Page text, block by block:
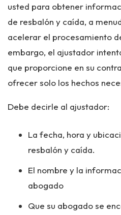
usted para obtener
de resbalón y caída, a
acelerar el procesamiento
embargo, el ajustador
que proporcione en su
ofrecer solo los hechos
Debe decirle al ajustador:
La fecha, hora y
resbalón y caída.
El nombre y la
abogado
Que su abogado se